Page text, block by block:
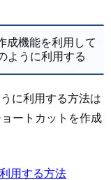
成機能を利用して
ように利用する
に利用する方法は
ートカットを作成
用する方法